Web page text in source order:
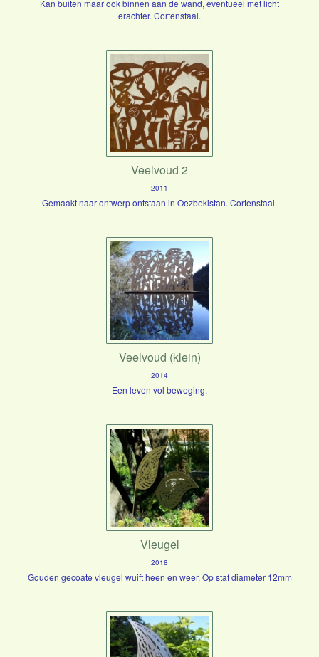
Kan buiten maar ook binnen aan de wand, eventueel met licht
erachter. Cortenstaal.
Veelvoud 2
2011
Gemaakt naar ontwerp ontstaan in Oezbekistan. Cortenstaal.
Veelvoud (klein)
2014
Een leven vol beweging.
Vleugel
2018
Gouden gecoate vleugel wuift heen en weer. Op staf diameter 12mm